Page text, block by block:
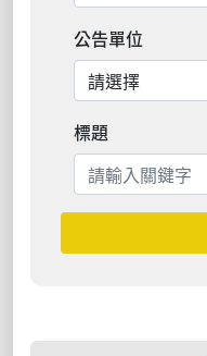
公告單位
標題
搜尋